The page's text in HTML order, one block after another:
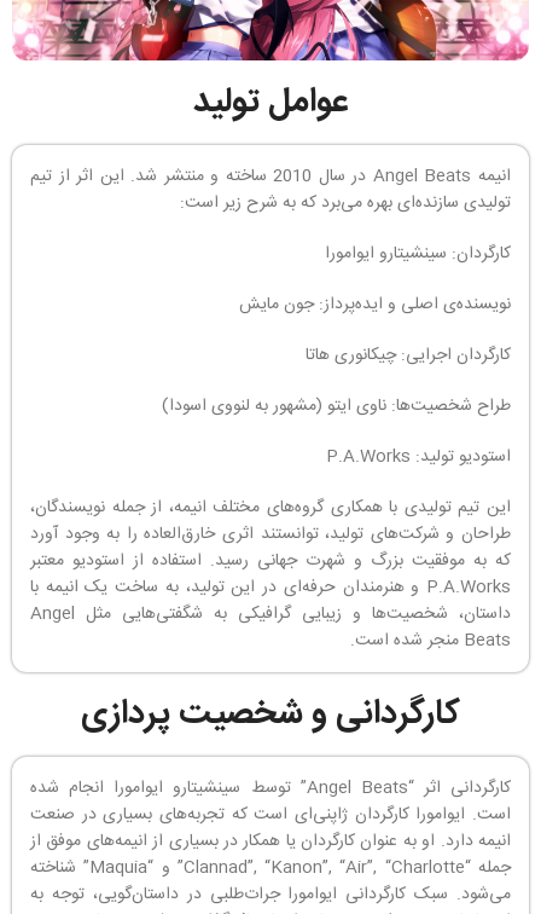
عوامل تولید
انیمه Angel Beats در سال 2010 ساخته و منتشر شد. این اثر از تیم
تولیدی سازنده‌ای بهره می‌برد که به شرح زیر است:
کارگردان: سینشیتارو ایوامورا
نویسنده‌ی اصلی و ایده‌پرداز: جون مایش
کارگردان اجرایی: چیکانوری هاتا
طراح شخصیت‌ها: ناوی ایتو (مشهور به لنووی اسودا)
استودیو تولید: P.A.Works
این تیم تولیدی با همکاری گروه‌های مختلف انیمه، از جمله نویسندگان،
طراحان و شرکت‌های تولید، توانستند اثری خارق‌العاده را به وجود آورد
که به موفقیت بزرگ و شهرت جهانی رسید. استفاده از استودیو معتبر
P.A.Works و هنرمندان حرفه‌ای در این تولید، به ساخت یک انیمه با
داستان، شخصیت‌ها و زیبایی گرافیکی به شگفتی‌هایی مثل Angel
Beats منجر شده است.
کارگردانی و شخصیت پردازی
کارگردانی اثر “Angel Beats” توسط سینشیتارو ایوامورا انجام شده
است. ایوامورا کارگردان ژاپنی‌ای است که تجربه‌های بسیاری در صنعت
انیمه دارد. او به عنوان کارگردان یا همکار در بسیاری از انیمه‌های موفق از
جمله “Clannad”, “Kanon”, “Air”, “Charlotte” و “Maquia” شناخته
می‌شود. سبک کارگردانی ایوامورا جرات‌طلبی در داستان‌گویی، توجه به